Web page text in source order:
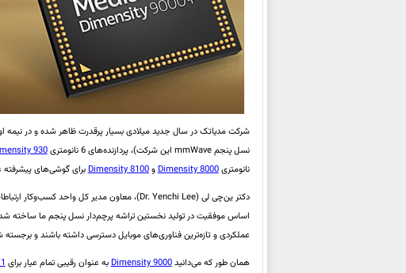
شرکت مدیاتک در سال جدید میلادی بسیار پرقدرت ظاهر شده و در نیمه اول سال 2022 چندین
نسل پنجم mmWave این شرکت)، پردازنده‌های 6 نانومتری
930
نانومتریDimensity 8000وDimensity 8100برای گوشی‌های پیشرفته
اساس موفقیت در تولید نخستین تراشه پرچم‌دار نسل پنجم ما ساخته
عملکردی و تازه‌ترین فناوری‌های موبایل دسترسی داشته باشند و
همان طور که می‌دانیدDimensity 9000به عنوان رقیبی تمام عیار برای